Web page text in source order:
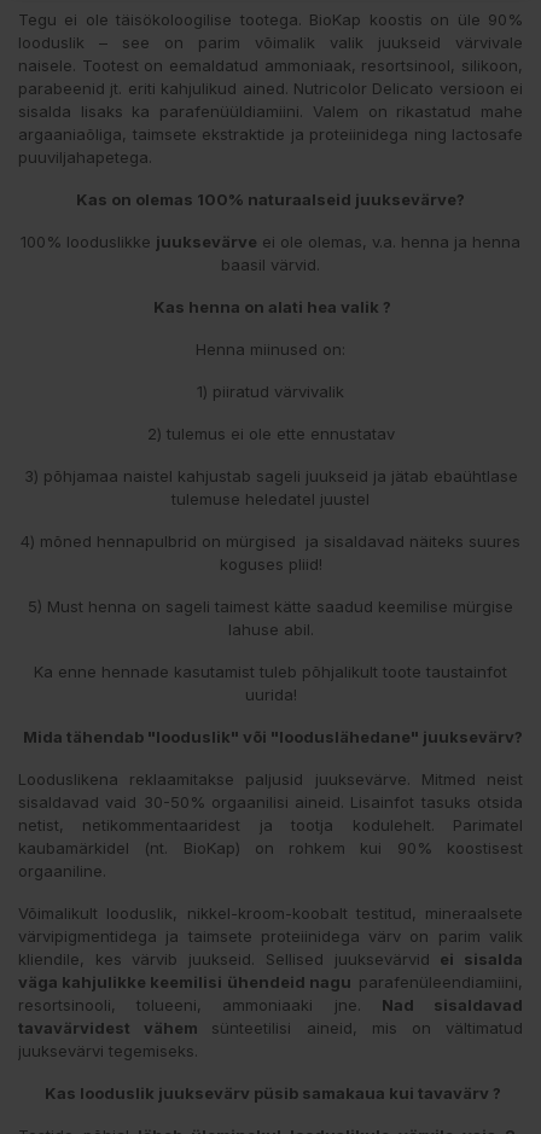
Tegu ei ole täisökoloogilise tootega. BioKap koostis on üle 90%
looduslik – see on parim võimalik valik juukseid värvivale
naisele. Tootest on eemaldatud ammoniaak, resortsinool, silikoon,
parabeenid jt. eriti kahjulikud ained. Nutricolor Delicato versioon ei
sisalda lisaks ka parafenüüldiamiini. Valem on rikastatud mahe
argaaniaõliga, taimsete ekstraktide ja proteiinidega ning lactosafe
puuviljahapetega.
Kas on olemas 100% naturaalseid juuksevärve?
100% looduslikke juuksevärve ei ole olemas, v.a. henna ja henna
baasil värvid.
Kas henna on alati hea valik ?
Henna miinused on:
1) piiratud värvivalik
2) tulemus ei ole ette ennustatav
3) põhjamaa naistel kahjustab sageli juukseid ja jätab ebaühtlase
tulemuse heledatel juustel
4) mõned hennapulbrid on mürgised ja sisaldavad näiteks suures
koguses pliid!
5) Must henna on sageli taimest kätte saadud keemilise mürgise
lahuse abil.
Ka enne hennade kasutamist tuleb põhjalikult toote taustainfot
uurida!
Mida tähendab "looduslik" või "looduslähedane" juuksevärv?
Looduslikena reklaamitakse paljusid juuksevärve. Mitmed neist
sisaldavad vaid 30-50% orgaanilisi aineid. Lisainfot tasuks otsida
netist, netikommentaaridest ja tootja kodulehelt. Parimatel
kaubamärkidel (nt. BioKap) on rohkem kui 90% koostisest
orgaaniline.
Võimalikult looduslik, nikkel-kroom-koobalt testitud, mineraalsete
värvipigmentidega ja taimsete proteiinidega värv on parim valik
kliendile, kes värvib juukseid. Sellised juuksevärvid ei sisalda
väga kahjulikke keemilisi ühendeid nagu parafenüleendiamiini,
resortsinooli, tolueeni, ammoniaaki jne. Nad sisaldavad
tavavärvidest vähem
sünteetilisi aineid, mis on vältimatud
juuksevärvi tegemiseks.
Kas looduslik juuksevärv püsib samakaua kui tavavärv ?